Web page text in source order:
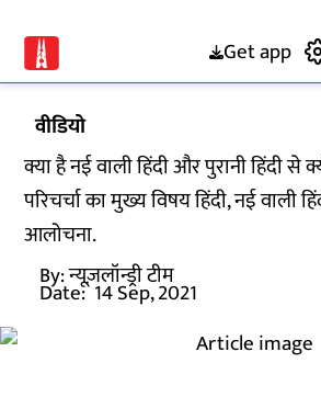
Get app
वीडियो
क्या है नई वाली हिंदी और पुरानी हिंदी से
परिचर्चा का मुख्य विषय हिंदी, नई वाली
आलोचना.
By:न्यूज़लॉन्ड्री टीम
Date: 14 Sep, 2021